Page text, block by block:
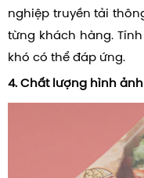
nghiệp truyền tải
từng khách hàng.
khó có thể đáp ứng.
4. Chất lượng hình